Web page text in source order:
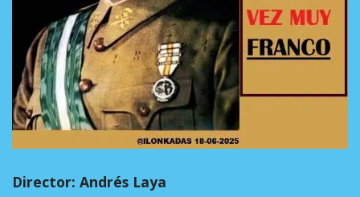
Director: Andrés Laya